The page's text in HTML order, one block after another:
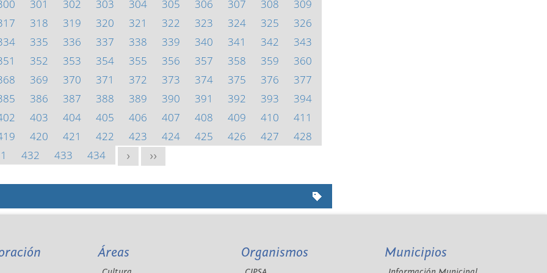
301 302 303 304 305 306 307 308
309
318 319 320 321 322 323 324 325
326
335 336 337 338 339 340 341 342
343
352 353 354 355 356 357 358 359
360
369 370 371 372 373 374 375 376
377
386 387 388 389 390 391 392 393
394
403 404 405 406 407 408 409 410
411
420 421 422 423 424 425 426 427
428
432 433 434 > >>
Áreas Organismos Municipios